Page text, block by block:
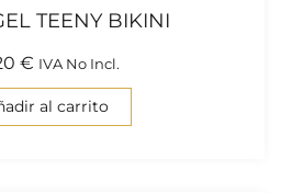
TEENY BIKINI
€ IVA No Incl.
al carrito